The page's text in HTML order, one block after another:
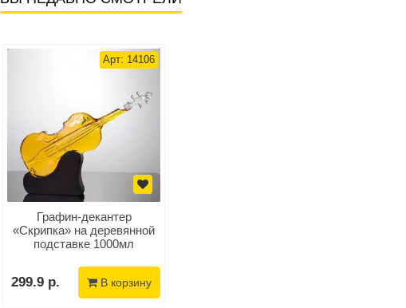
Арт: 14106
Графин-декантер
«Скрипка» на деревянной
подставке 1000мл
299.9 р. В корзину